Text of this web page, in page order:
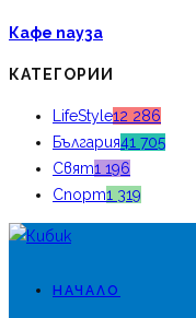
Кафе пауза
КАТЕГОРИИ
LifeStyle12 286
България41 705
Свят1 196
Спорт1 319
НАЧАЛО